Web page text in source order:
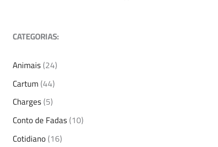
CATEGORIAS:
Animais(24)
Cartum(44)
Charges(5)
Conto de Fadas(10)
Cotidiano(16)